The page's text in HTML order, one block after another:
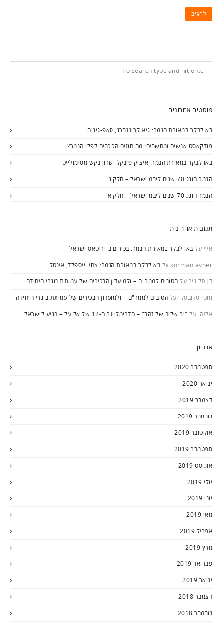
פוסטים אחרונים
בא לבקר במאורת הנמר: גיא קרוננברג, סאפ-גיגיה
פודקאסט אנשים ומחשבים: מה חוזים הכוכבים לפלי הנמר?
באו לבקר במאורת הנמר: איציק פינקל ושרון נקש מסימולייט
הנמר חוגג 70 שנים ליבמ ישראל – חלק ג'
הנמר חוגג 70 שנים ליבמ ישראל – חלק א'
תגובות אחרונות
אלי עלבאו לבקר במאורת הנמר: בכירים ב-וריטאס ישראל
korman avner עלבא לבקר במאורת הנמר: צחי וייספלד, אינטל
דן תל ניר על הטובים לממר"ם – ולמועדון הבכירים של עמותת בוגרי היחידה
מוטי סדובסקי על הטובים לממר"ם – ולמועדון הבכירים של עמותת בוגרי היחידה
אליהו על "ירושלים של זהב" – הדרימליינר ה-12 של אל על – הגיע לישראל
ארכיון
ספטמבר 2020
ינואר 2020
דצמבר 2019
נובמבר 2019
אוקטובר 2019
ספטמבר 2019
אוגוסט 2019
יולי 2019
יוני 2019
מאי 2019
אפריל 2019
מרץ 2019
פברואר 2019
ינואר 2019
דצמבר 2018
נובמבר 2018